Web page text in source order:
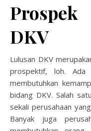
DKV
Lulusan DKV
prospektif, loh. Ada
membutuhkan
bidang DKV. Salah
sekali perusahaan
Banyak juga